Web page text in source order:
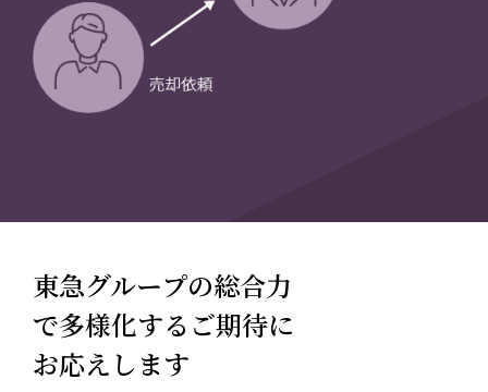
東急グループの総合力
で多様化するご期待に
お応えします